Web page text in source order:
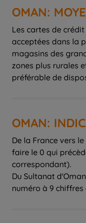
OMAN:
Les cartes de
acceptées dans la
magasins des
zones plus rurales
préférable de
OMAN:
De la France vers
faire le 0 qui
correspondant).
Du Sultanat
numéro à 9